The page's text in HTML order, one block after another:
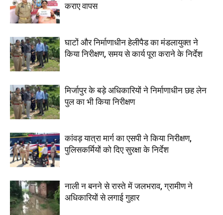
कराए वापस
घाटों और निर्माणाधीन हेलीपैड का मंडलायुक्त ने
किया निरीक्षण, समय से कार्य पूरा कराने के निर्देश
मिर्जापुर के बड़े अधिकारियों ने निर्माणाधीन छह लेन
पुल का भी किया निरीक्षण
कांवड़ यात्रा मार्ग का एसपी ने किया निरीक्षण,
पुलिसकर्मियों को दिए सुरक्षा के निर्देश
नाली न बनने से रास्ते में जलभराव, ग्रामीण ने
अधिकारियों से लगाई गुहार